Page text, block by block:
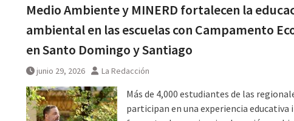
Medio Ambiente y MINERD fortalecen la
ambiental en las escuelas con Campamento
en Santo Domingo y Santiago
junio 29, 2026 La Redacción
Más de 4,000 estudiantes de las
participan en una experiencia educativa